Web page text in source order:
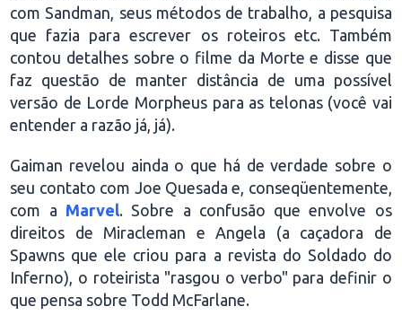
com Sandman, seus métodos de trabalho, a pesquisa
que fazia para escrever os roteiros etc. Também
contou detalhes sobre o filme da Morte e disse que
faz questão de manter distância de uma possível
versão de Lorde Morpheus para as telonas (você vai
entender a razão já, já).
Gaiman revelou ainda o que há de verdade sobre o
seu contato com Joe Quesada e, conseqüentemente,
com a Marvel. Sobre a confusão que envolve os
direitos de Miracleman e Angela (a caçadora de
Spawns que ele criou para a revista do Soldado do
Inferno), o roteirista "rasgou o verbo" para definir o
que pensa sobre Todd McFarlane.